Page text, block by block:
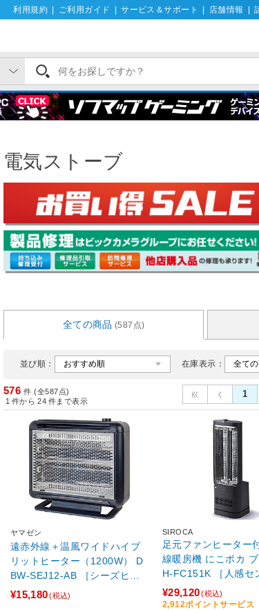
利用規約 ご利用ガイド サービス＆サポート 店舗情報
電気ストーブ
全ての商品 (587点)
並び順： 在庫表示：
576 件 (全587点)
1 件から 24 件まで表示
1
ヤマゼン
遠赤外線＋温風ワイドハイブ
リットヒーター（1200W） D
BW-SEJ12-AB ［シーズヒー
ター］ 【864】
¥15,180(税込)
SIROCA
足元ファンヒーター
線暖房機 にこポカ
H-FC151K ［人感セ
き］ 【864】
¥29,120(税込)
2,912ポイントサービス